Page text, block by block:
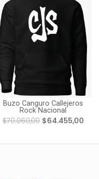
Buzo Canguro Callejeros
Rock Nacional
$70.060,00$64.455,00